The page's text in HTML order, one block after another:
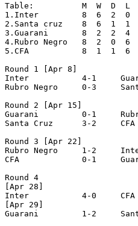
Table:		M  W  D  L  GF-GA  Pts
1.Inter		8  6  2  0  24- 5  20   Qualified
2.Santa cruz	8  6  1  1  16- 6  19   Qualified
3.Guarani	8  2  2  4   8-12   8
4.Rubro Negro	8  2  0  6   9-14   6
5.CFA		8  1  1  6   4-24   4
Round 1 [Apr 8]
Inter		4-1	Guarani
Rubro Negro 	0-3	Santa Cruz
Round 2 [Apr 15]
Guarani		0-1	Rubro Negro
Santa Cruz	3-2	CFA
Round 3 [Apr 22]
Rubro Negro	1-2	Inter
CFA		0-1	Guarani
Round 4
[Apr 28]
Inter		4-0 	CFA
[Apr 29]
Guarani		1-2	Santa Cruz